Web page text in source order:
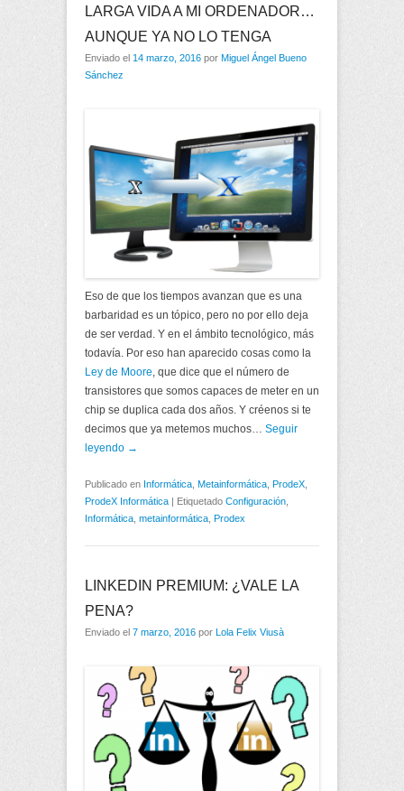
LARGA VIDA A MI ORDENADOR…
AUNQUE YA NO LO TENGA
Enviado el 14 marzo, 2016 por Miguel Ángel Bueno
Sánchez
Eso de que los tiempos avanzan que es una
barbaridad es un tópico, pero no por ello deja
de ser verdad. Y en el ámbito tecnológico, más
todavía. Por eso han aparecido cosas como la
Ley de Moore , que dice que el número de
transistores que somos capaces de meter en un
chip se duplica cada dos años. Y créenos si te
decimos que ya metemos muchos… Seguir
leyendo →
Publicado en Informática Metainformática ProdeX
ProdeX Informática | Etiquetado Configuración
Informática metainformática Prodex
LINKEDIN PREMIUM: ¿VALE LA
PENA?
Enviado el 7 marzo, 2016 por Lola Felix Viusà